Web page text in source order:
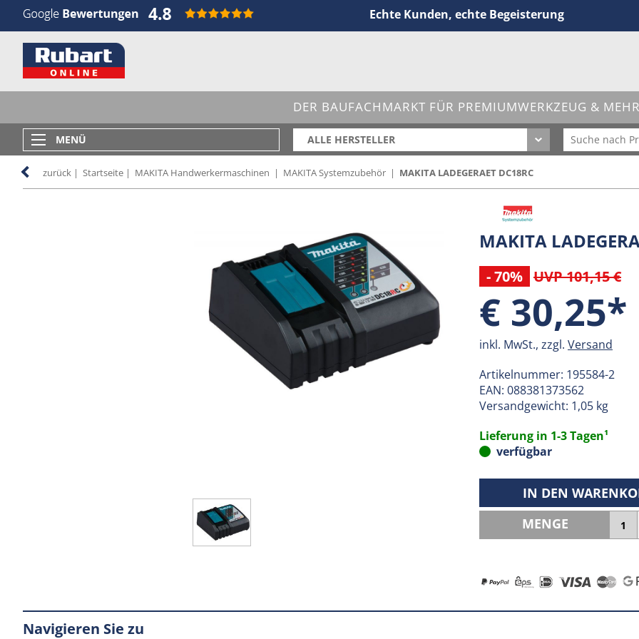
Echte Kunden, echte Begeisterung
DER BAUFACHMARKT FÜR PREMIUMWERKZEUG &
MENÜ ALLE HERSTELLER
zurück | Startseite | MAKITA Handwerkermaschinen | MAKITA Systemzubehör | MAKITA LADEGERAET DC18RC
MAKITA
- 70% UVP 101,15 €
€ 30,25*
inkl. MwSt., zzgl. Versand
Artikelnummer: 195584-2
EAN: 088381373562
Versandgewicht: 1,05 kg
Lieferung in 1-3 Tagen¹
verfügbar
IN DEN
MENGE
Navigieren Sie zu